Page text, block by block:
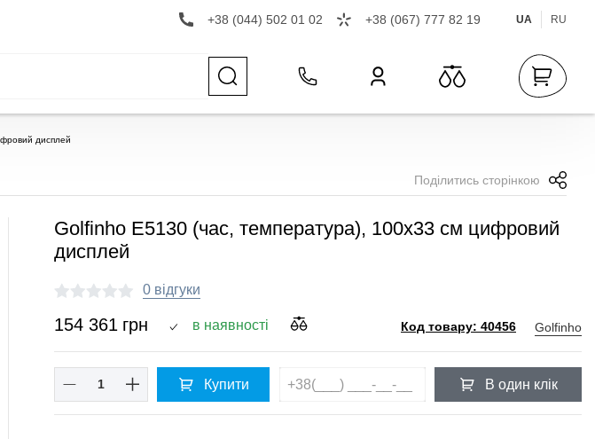
+38 (044) 502 01 02 +38 (067) 777 82 19 UA RU
дисплей
Поділитись сторінкою
Golfinho E5130 (час, температура), 100x33 см цифровий
дисплей
0 відгуки
154 361 грн в наявності Код товару: 40456 Golfinho
Купити В один клік